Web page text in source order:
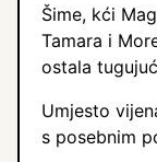
Šime, kći
Tamara i
ostala
Umjesto
s posebnim